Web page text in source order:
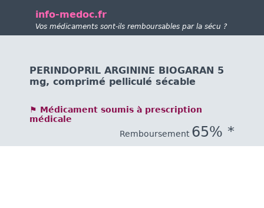
info-medoc.fr
Vos médicaments sont-ils remboursables par la sécu ?
PERINDOPRIL ARGININE BIOGARAN 5
mg, comprimé pelliculé sécable
⚑ Médicament soumis à prescription
médicale
Remboursement 65% *